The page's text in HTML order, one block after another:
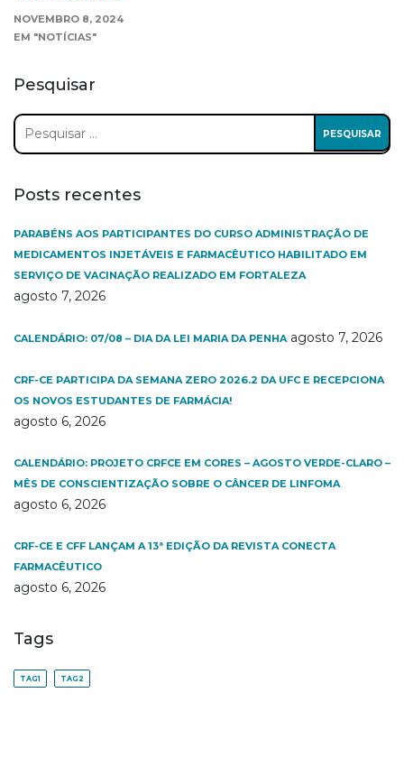
NOVEMBRO 8, 2024
EM "NOTÍCIAS"
Pesquisar
Pesquisar
por:
Posts recentes
PARABÉNS AOS PARTICIPANTES DO CURSO ADMINISTRAÇÃO DE
MEDICAMENTOS INJETÁVEIS E FARMACÊUTICO HABILITADO EM
SERVIÇO DE VACINAÇÃO REALIZADO EM FORTALEZA
agosto 7, 2026
CALENDÁRIO: 07/08 – DIA DA LEI MARIA DA PENHA agosto 7, 2026
CRF-CE PARTICIPA DA SEMANA ZERO 2026.2 DA UFC E RECEPCIONA
OS NOVOS ESTUDANTES DE FARMÁCIA!
agosto 6, 2026
CALENDÁRIO: PROJETO CRFCE EM CORES – AGOSTO VERDE-CLARO –
MÊS DE CONSCIENTIZAÇÃO SOBRE O CÂNCER DE LINFOMA
agosto 6, 2026
CRF-CE E CFF LANÇAM A 13ª EDIÇÃO DA REVISTA CONECTA
FARMACÊUTICO
agosto 6, 2026
Tags
TAG1 TAG2